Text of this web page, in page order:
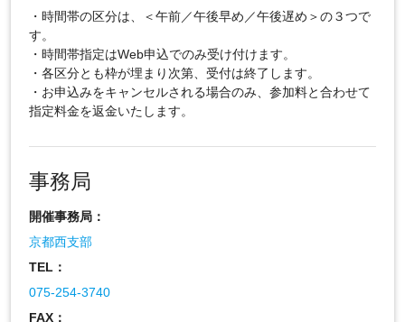
・時間帯の区分は、＜午前／午後早め／午後遅め＞の３つで
す。
・時間帯指定はWeb申込でのみ受け付けます。
・各区分とも枠が埋まり次第、受付は終了します。
・お申込みをキャンセルされる場合のみ、参加料と合わせて
指定料金を返金いたします。
事務局
開催事務局：
京都西支部
TEL：
075-254-3740
FAX：